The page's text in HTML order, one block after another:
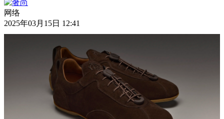
网络
2025年03月15日 12:41